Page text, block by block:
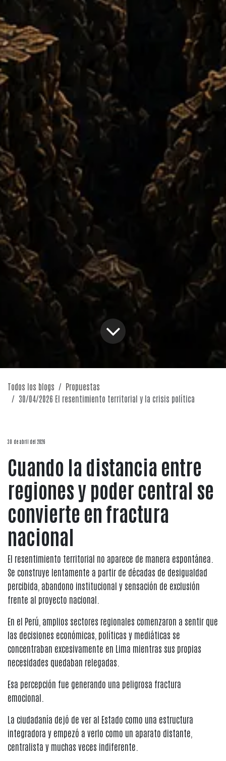
Todos los blogs
Propuestas
30/04/2026 El resentimiento territorial y la crisis política
30 de abril del 2026
Cuando la distancia entre
regiones y poder central se
convierte en fractura
nacional
El resentimiento territorial no aparece de manera espontánea.
Se construye lentamente a partir de décadas de desigualdad
percibida, abandono institucional y sensación de exclusión
frente al proyecto nacional.
En el Perú, amplios sectores regionales comenzaron a sentir que
las decisiones económicas, políticas y mediáticas se
concentraban excesivamente en Lima mientras sus propias
necesidades quedaban relegadas.
Esa percepción fue generando una peligrosa fractura
emocional.
La ciudadanía dejó de ver al Estado como una estructura
integradora y empezó a verlo como un aparato distante,
centralista y muchas veces indiferente.